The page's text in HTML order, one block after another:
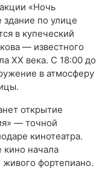
«Ночь
здание по улице
в купеческий
— известного
XX века. С 18:00 до
в атмосферу
открытие
— точной
кинотеатра.
начала
фортепиано.